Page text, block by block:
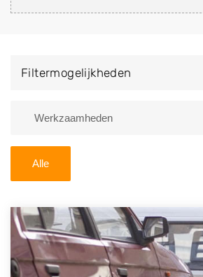
naar de sloop of deze liever laten
van Valthermond en ontvang een
Zoekt u liever naar een sloperij in
U kunt er ook voor kiezen om
verkopen en op te laten halen door
Ophaaldienst van
auto gratis ophalen in
Filtermogelijkheden
Alle